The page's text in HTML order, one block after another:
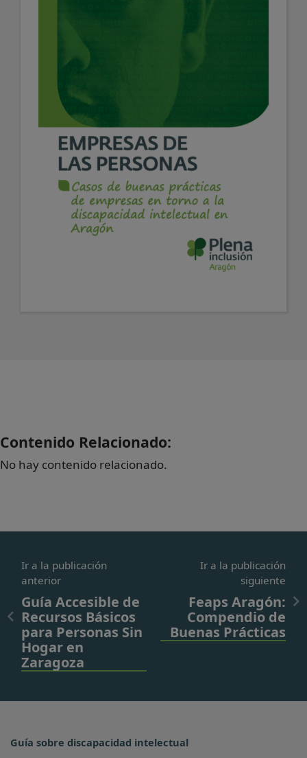
Contenido Relacionado:
No hay contenido relacionado.
Ir a la publicación
anterior
Guía Accesible de
Recursos Básicos
para Personas Sin
Hogar en
Zaragoza
Ir a la publicación
siguiente
Feaps Aragón:
Compendio de
Buenas Prácticas
Guía sobre discapacidad intelectual